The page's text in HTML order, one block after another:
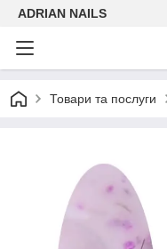
ADRIAN NAILS
Товари та послуги